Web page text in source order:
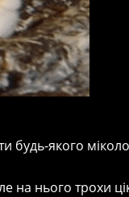
будь-якого
нього трохи